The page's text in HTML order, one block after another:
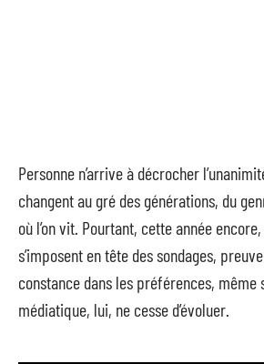
Personne n’arrive à décrocher
changent au gré des générations, du
où l’on vit. Pourtant, cette année
s’imposent en tête des sondages,
constance dans les préférences, même
médiatique, lui, ne cesse d’évoluer.